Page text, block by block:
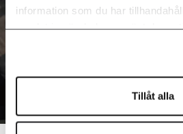
information som du har
samlat in när du har använt deras
Tillåt alla